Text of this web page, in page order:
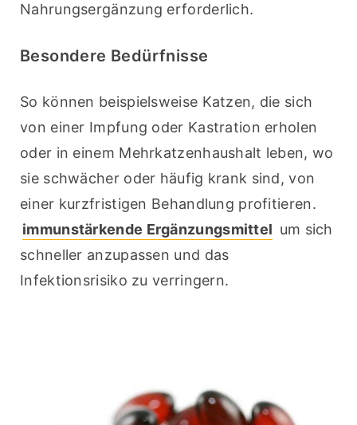
Nahrungsergänzung erforderlich.
Besondere Bedürfnisse
So können beispielsweise Katzen, die sich
von einer Impfung oder Kastration erholen
oder in einem Mehrkatzenhaushalt leben, wo
sie schwächer oder häufig krank sind, von
immunstärkende Ergänzungsmittel um sich
schneller anzupassen und das
Infektionsrisiko zu verringern.